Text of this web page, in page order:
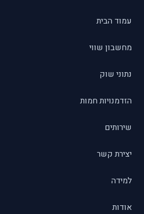
עמוד הבית
מחשבון שווי
נתוני שוק
הזדמנויות חמות
שירותים
יצירת קשר
למידה
אודות